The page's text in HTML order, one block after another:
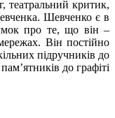
театральний критик,
Шевченко є в
про те, що він –
Він постійно
підручників до
до графіті